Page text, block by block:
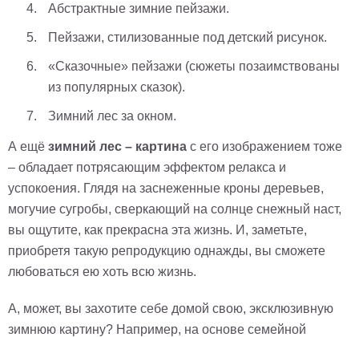
Рамы
больших
размеров
Наши
работы
Абстрактные зимние пейзажи.
Пейзажи, стилизованные под детский рисунок.
«Сказочные» пейзажи (сюжеты позаимствованы
из популярных сказок).
Зимний лес за окном.
А ещё зимний лес – картина с его изображением тоже
– обладает потрясающим эффектом релакса и
успокоения. Глядя на заснеженные кроны деревьев,
могучие сугробы, сверкающий на солнце снежный наст,
вы ощутите, как прекрасна эта жизнь. И, заметьте,
приобретя такую репродукцию однажды, вы сможете
любоваться ею хоть всю жизнь.
А, может, вы захотите себе домой свою, эксклюзивную
зимнюю картину? Например, на основе семейной